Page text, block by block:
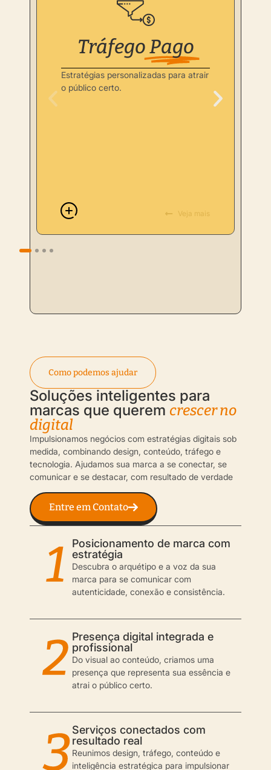
TráfegoPago
Estratégias personalizadas para atrair
o público certo.
Veja mais
veja nosso Portifolio
Como podemos ajudar
Soluções inteligentes para
marcas que querem crescer no
digital
Impulsionamos negócios com estratégias digitais sob
medida, combinando design, conteúdo, tráfego e
tecnologia. Ajudamos sua marca a se conectar, se
comunicar e se destacar, com resultado de verdade
Entre em Contato
Posicionamento de marca com
estratégia
Descubra o arquétipo e a voz da sua
marca para se comunicar com
autenticidade, conexão e consistência.
Presença digital integrada e
profissional
Do visual ao conteúdo, criamos uma
presença que representa sua essência e
atrai o público certo.
Serviços conectados com
resultado real
Reunimos design, tráfego, conteúdo e
inteligência estratégica para impulsionar